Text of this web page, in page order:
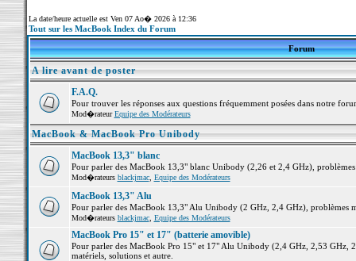
La date/heure actuelle est Ven 07 Ao� 2026 à 12:36
Tout sur les MacBook Index du Forum
Forum
A lire avant de poster
F.A.Q.
Pour trouver les réponses aux questions fréquemment posées dans notre
Mod�rateurEquipe des Modérateurs
MacBook & MacBook Pro Unibody
MacBook 13,3" blanc
Pour parler des MacBook 13,3" blanc Unibody (2,26 et 2,4 GHz),
Mod�rateurs blackjmac, Equipe des Modérateurs
MacBook 13,3" Alu
Pour parler des MacBook 13,3" Alu Unibody (2 GHz, 2,4 GHz), problèmes
Mod�rateurs blackjmac, Equipe des Modérateurs
MacBook Pro 15" et 17" (batterie amovible)
Pour parler des MacBook Pro 15" et 17" Alu Unibody (2,4 GHz, 2,53 GHz,
matériels, solutions et autre.